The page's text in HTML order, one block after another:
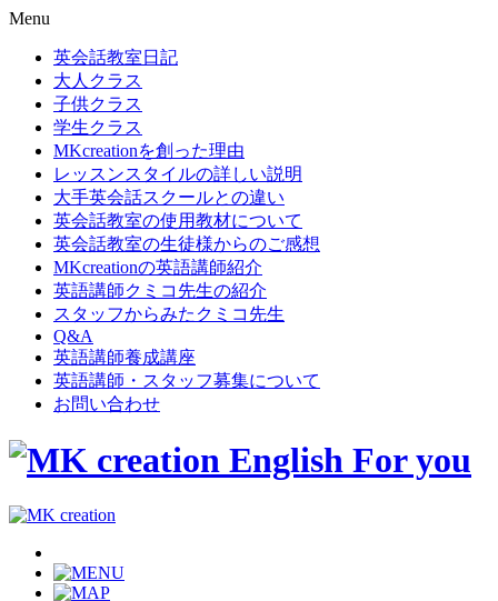
Menu
英会話教室日記
大人クラス
子供クラス
学生クラス
MKcreationを創った理由
レッスンスタイルの詳しい説明
大手英会話スクールとの違い
英会話教室の使用教材について
英会話教室の生徒様からのご感想
MKcreationの英語講師紹介
英語講師クミコ先生の紹介
スタッフからみたクミコ先生
Q&A
英語講師養成講座
英語講師・スタッフ募集について
お問い合わせ